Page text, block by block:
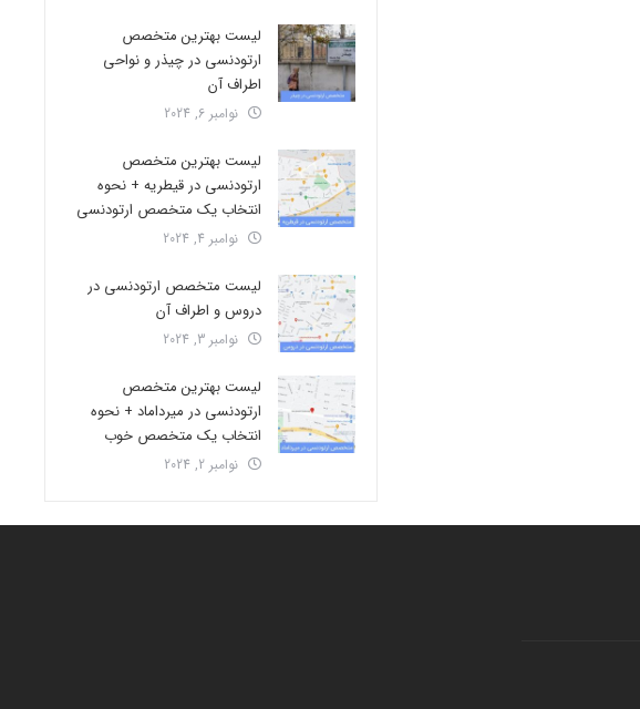
لیست بهترین متخصص
ارتودنسی در چیذر و نواحی
اطراف آن
نوامبر 6, 2024
لیست بهترین متخصص
ارتودنسی در قیطریه + نحوه
انتخاب یک متخصص ارتودنسی
نوامبر 4, 2024
لیست متخصص ارتودنسی در
دروس و اطراف آن
نوامبر 3, 2024
لیست بهترین متخصص
ارتودنسی در میرداماد + نحوه
انتخاب یک متخصص خوب
نوامبر 2, 2024